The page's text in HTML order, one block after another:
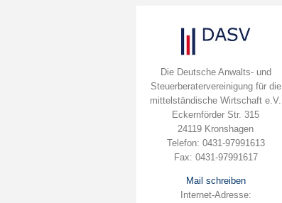
Die Deutsche Anwalts- und
Steuerberatervereinigung für die
mittelständische Wirtschaft e.V.
Eckernförder Str. 315
24119 Kronshagen
Telefon: 0431-97991613
Fax: 0431-97991617
Mail schreiben
Internet-Adresse: